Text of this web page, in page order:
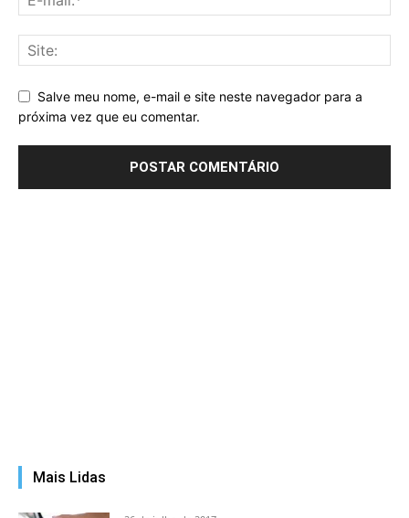
Salve meu nome, e-mail e site neste navegador para a
próxima vez que eu comentar.
Mais Lidas